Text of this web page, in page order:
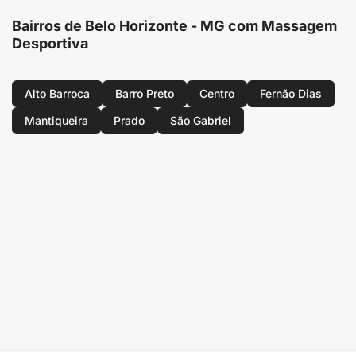
Bairros de Belo Horizonte - MG com Massagem
Desportiva
Alto Barroca Barro Preto Centro
Fernão Dias
Mantiqueira
Prado São Gabriel